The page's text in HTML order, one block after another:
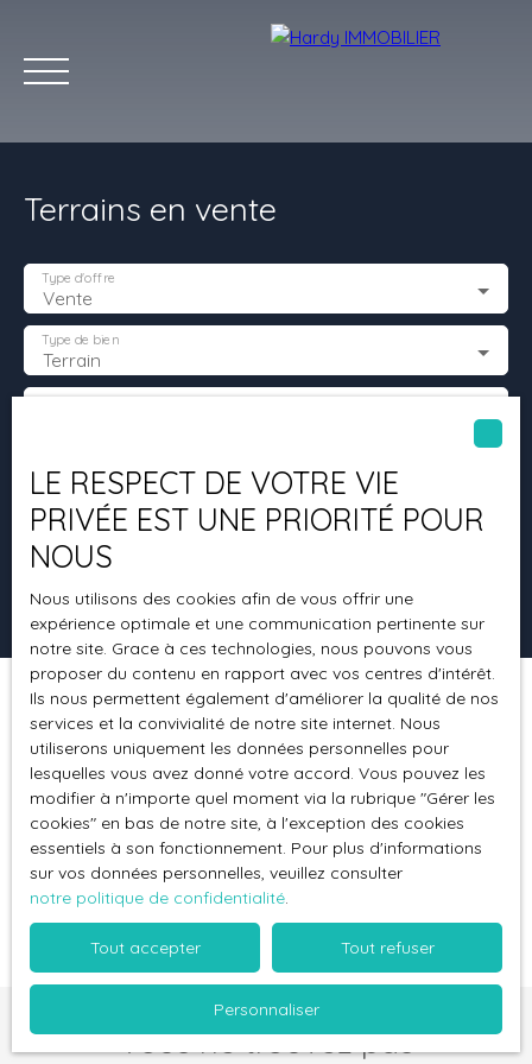
Accueil Acheter
Terrains en vente
Vente
Type d'offre
Terrain
Type de bien
Budget max (€)
Surface min (m²)
Rechercher
Pertinence
Trier par Créer une alerte
Aucun résultat
Vous ne trouvez pas
LE RESPECT DE VOTRE VIE
PRIVÉE EST UNE PRIORITÉ POUR
NOUS
Nous utilisons des cookies afin de vous offrir une
expérience optimale et une communication pertinente sur
notre site. Grace à ces technologies, nous pouvons vous
proposer du contenu en rapport avec vos centres d'intérêt.
Ils nous permettent également d'améliorer la qualité de nos
services et la convivialité de notre site internet. Nous
utiliserons uniquement les données personnelles pour
lesquelles vous avez donné votre accord. Vous pouvez les
modifier à n'importe quel moment via la rubrique ″Gérer les
cookies″ en bas de notre site, à l'exception des cookies
essentiels à son fonctionnement. Pour plus d'informations
sur vos données personnelles, veuillez consulter
notre politique de confidentialité.
Tout accepter Tout refuser
Personnaliser